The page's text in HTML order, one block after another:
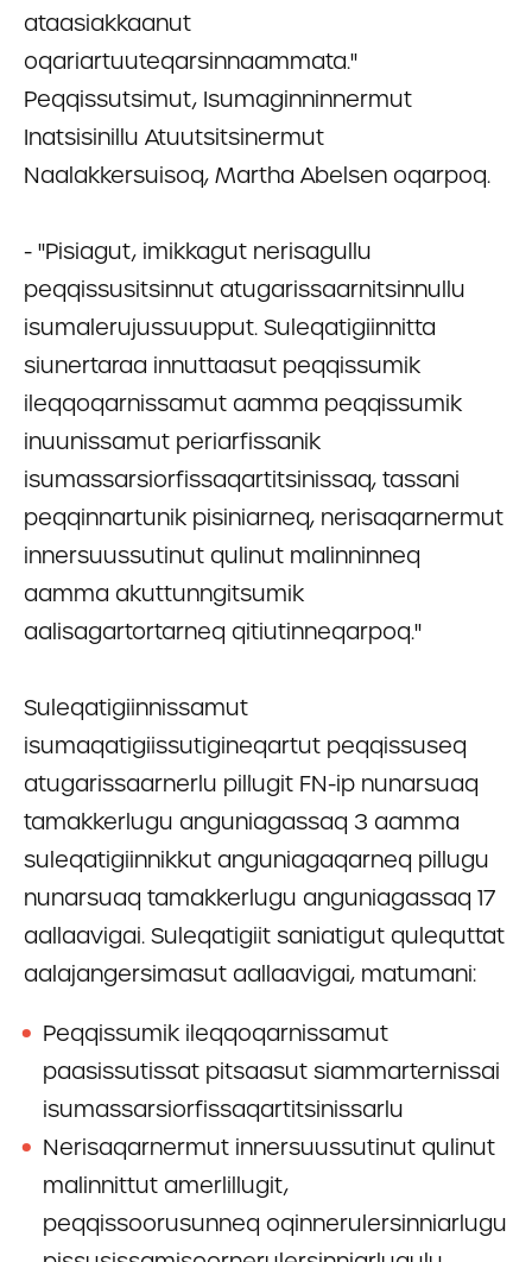
ataasiakkaanut
oqariartuuteqarsinnaammata.''
Peqqissutsimut, Isumaginninnermut
Inatsisinillu Atuutsitsinermut
Naalakkersuisoq, Martha Abelsen oqarpoq.
- ''Pisiagut, imikkagut nerisagullu
peqqissusitsinnut atugarissaarnitsinnullu
isumalerujussuupput. Suleqatigiinnitta
siunertaraa innuttaasut peqqissumik
ileqqoqarnissamut aamma peqqissumik
inuunissamut periarfissanik
isumassarsiorfissaqartitsinissaq, tassani
peqqinnartunik pisiniarneq, nerisaqarnermut
innersuussutinut qulinut malinninneq
aamma akuttunngitsumik
aalisagartortarneq qitiutinneqarpoq.''
Suleqatigiinnissamut
isumaqatigiissutigineqartut peqqissuseq
atugarissaarnerlu pillugit FN-ip nunarsuaq
tamakkerlugu anguniagassaq 3 aamma
suleqatigiinnikkut anguniagaqarneq pillugu
nunarsuaq tamakkerlugu anguniagassaq 17
aallaavigai. Suleqatigiit saniatigut qulequttat
aalajangersimasut aallaavigai, matumani:
Peqqissumik ileqqoqarnissamut
paasissutissat pitsaasut siammarternissai
isumassarsiorfissaqartitsinissarlu
Nerisaqarnermut innersuussutinut qulinut
malinnittut amerlillugit,
peqqissoorusunneq oqinnerulersinniarlugu